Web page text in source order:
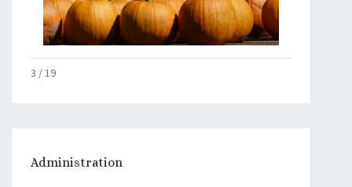
4 / 19
Administration